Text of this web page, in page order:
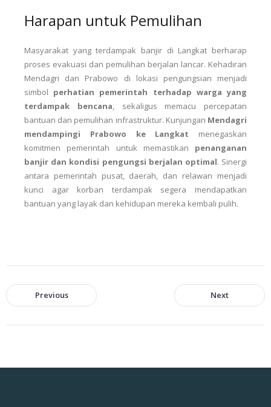
Harapan untuk Pemulihan
Masyarakat yang terdampak banjir di Langkat berharap
proses evakuasi dan pemulihan berjalan lancar. Kehadiran
Mendagri dan Prabowo di lokasi pengungsian menjadi
simbol perhatian pemerintah terhadap warga yang
terdampak bencana , sekaligus memacu percepatan
bantuan dan pemulihan infrastruktur. Kunjungan Mendagri
mendampingi Prabowo ke Langkat menegaskan
komitmen pemerintah untuk memastikan penanganan
banjir dan kondisi pengungsi berjalan optimal. Sinergi
antara pemerintah pusat, daerah, dan relawan menjadi
kunci agar korban terdampak segera mendapatkan
bantuan yang layak dan kehidupan mereka kembali pulih.
Previous Next